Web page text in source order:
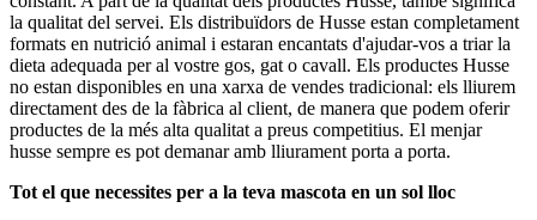
la qualitat del servei. Els distribuïdors de Husse estan completament
formats en nutrició animal i estaran encantats d'ajudar-vos a triar la
dieta adequada per al vostre gos, gat o cavall. Els productes Husse
no estan disponibles en una xarxa de vendes tradicional: els lliurem
directament des de la fàbrica al client, de manera que podem oferir
productes de la més alta qualitat a preus competitius. El menjar
husse sempre es pot demanar amb lliurament porta a porta.
Tot el que necessites per a la teva mascota en un sol lloc